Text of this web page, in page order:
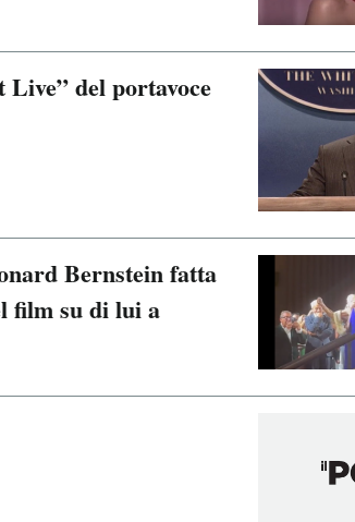
Live” del portavoce
Bernstein fatta
film su di lui a